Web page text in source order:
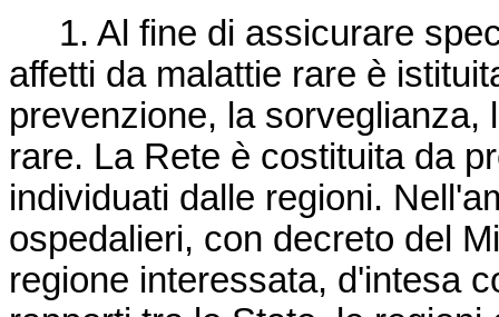
1. Al fine di assicurare
affetti da malattie rare è
prevenzione, la sorveglianza,
rare. La Rete è costituita da
individuati dalle regioni.
ospedalieri, con decreto del
regione interessata, d'intesa